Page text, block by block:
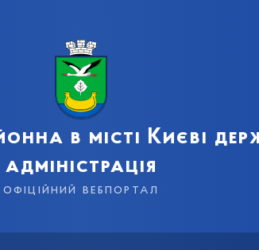
в місті Києві
адміністрація
офіційний вебпортал